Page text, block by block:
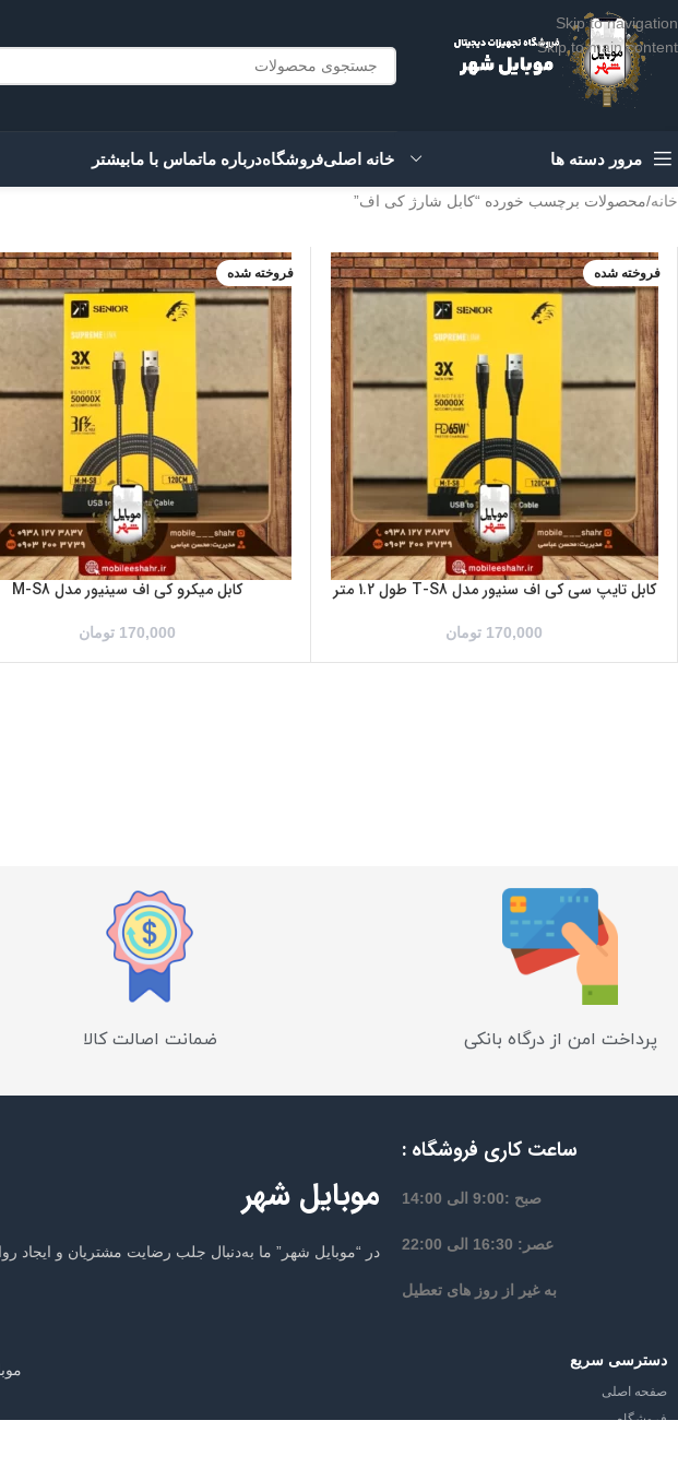
Skip to navigation
Skip to main content
مرور دسته ها خانه اصلیفروشگاهدرباره ماتماس با مابیشتر
خانه محصولات برچسب خورده “کابل شارژ کی اف”
فروخته شده
کابل تایپ سی کی اف سنیور مدل T-S8 طول 1.2 متر
170,000 تومان
فروخته شده
کابل میکرو کی اف سینیور مدل M-S8
170,000 تومان
پرداخت امن از درگاه بانکی ضمانت اصالت کالا
ساعت کاری فروشگاه :
صبح :9:00 الی 14:00
عصر: 16:30 الی 22:00
به غیر از روز های تعطیل
موبایل شهر
در “موبایل شهر” ما به‌دنبال جلب رضایت مشتریان و ایجاد
دسترسی سریع
صفحه اصلی
فروشگاه